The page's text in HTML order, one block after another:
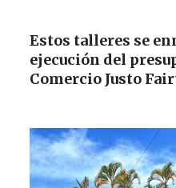
Estos talleres se
ejecución del
Comercio Justo